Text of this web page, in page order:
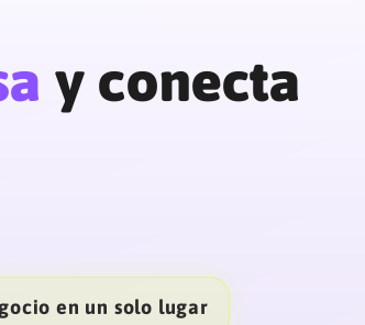
y conecta
en un solo lugar